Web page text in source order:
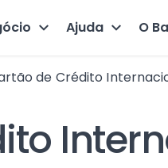
Ajuda O
de Crédito